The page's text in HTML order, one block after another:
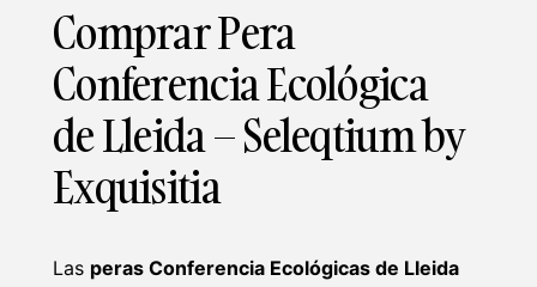
Comprar Pera
Conferencia Ecológica
de Lleida – Seleqtium by
Exquisitia
Las peras Conferencia Ecológicas de Lleida